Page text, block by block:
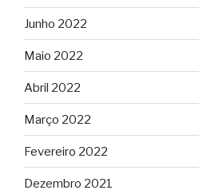
Junho 2022
Maio 2022
Abril 2022
Março 2022
Fevereiro 2022
Dezembro 2021